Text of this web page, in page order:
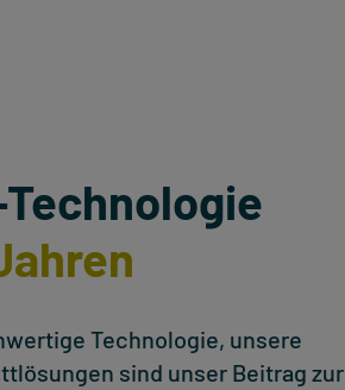
Technologie, unsere
sind unser Beitrag zur